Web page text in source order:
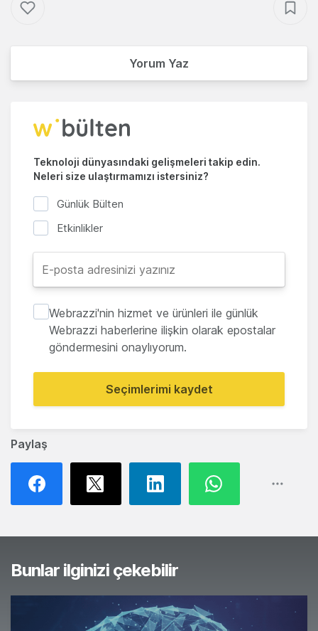
Paylaş
Yorum Yaz
Teknoloji dünyasındaki gelişmeleri takip edin.
Neleri size ulaştırmamızı istersiniz?
Günlük Bülten
Etkinlikler
Webrazzi'nin hizmet ve ürünleri ile günlük
Webrazzi haberlerine ilişkin olarak epostalar
göndermesini onaylıyorum.
Seçimlerimi kaydet
Bunlar ilginizi çekebilir